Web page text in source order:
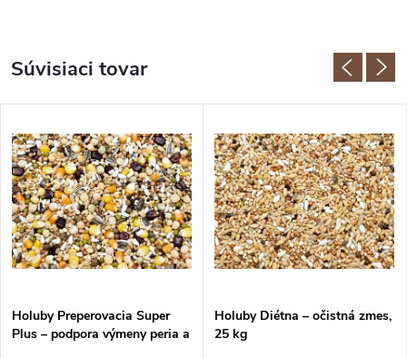
Súvisiaci tovar
Holuby Preperovacia Super
Plus – podpora výmeny peria a
Holuby Diétna – očistná zmes,
25 kg